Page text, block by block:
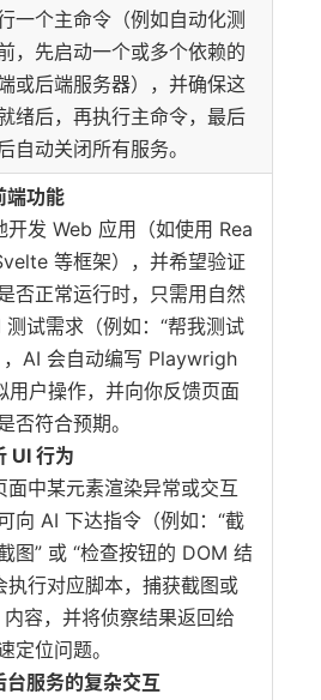
一个主命令（例如自动化测
，先启动一个或多个依赖的
或后端服务器），并确保这
绪后，再执行主命令，最后
自动关闭所有服务。
端功能
开发 Web 应用（如使用 Rea
等框架），并希望验证
否正常运行时，只需用自然
试需求（例如：“帮我测试
，AI 会自动编写 Playwrigh
用户操作，并向你反馈页面
否符合预期。
UI 行为
面中某元素渲染异常或交互
向 AI 下达指令（例如：“截
图” 或 “检查按钮的 DOM 结
执行对应脚本，捕获截图或
容，并将侦察结果返回给
定位问题。
台服务的复杂交互